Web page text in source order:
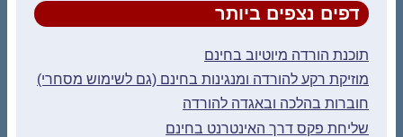
דפים נצפים ביותר
תוכנת הורדה מיוטיוב בחינם
מוזיקת רקע להורדה ומנגינות בחינם (גם לשימוש מסחרי)
חוברות בהלכה ובאגדה להורדה
שליחת פקס דרך האינטרנט בחינם